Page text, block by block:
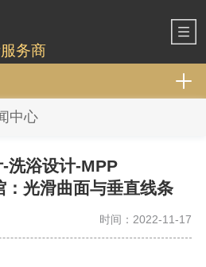
务商
中心
洗浴设计-MPP
光滑曲面与垂直线条
时间：2022-11-17